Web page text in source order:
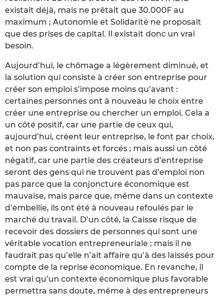
existait déjà, mais ne prêtait que 30.000F au
maximum ; Autonomie et Solidarité ne proposait
que des prises de capital. Il existait donc un vrai
besoin.
Aujourd’hui, le chômage a légèrement diminué, et
la solution qui consiste à créer son entreprise pour
créer son emploi s’impose moins qu’avant :
certaines personnes ont à nouveau le choix entre
créer une entreprise ou chercher un emploi. Cela a
un côté positif, car une partie de ceux qui,
aujourd’hui, créent leur entreprise, le font par choix,
et non pas contraints et forcés ; mais aussi un côté
négatif, car une partie des créateurs d’entreprise
seront des gens qui ne trouvent pas d’emploi non
pas parce que la conjoncture économique est
mauvaise, mais parce que, même dans un contexte
d’embellie, ils ont été à nouveau refoulés par le
marché du travail. D’un côté, la Caisse risque de
recevoir des dossiers de personnes qui sont une
véritable vocation entrepreneuriale ; mais il ne
faudrait pas qu’elle n’ait affaire qu’à des laissés pour
compte de la reprise économique. En revanche, il
est vrai qu’un contexte économique plus favorable
permettra sans doute, même à des entrepreneurs